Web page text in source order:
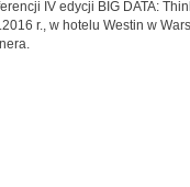
IV edycji BIG DATA:
r., w hotelu Westin w